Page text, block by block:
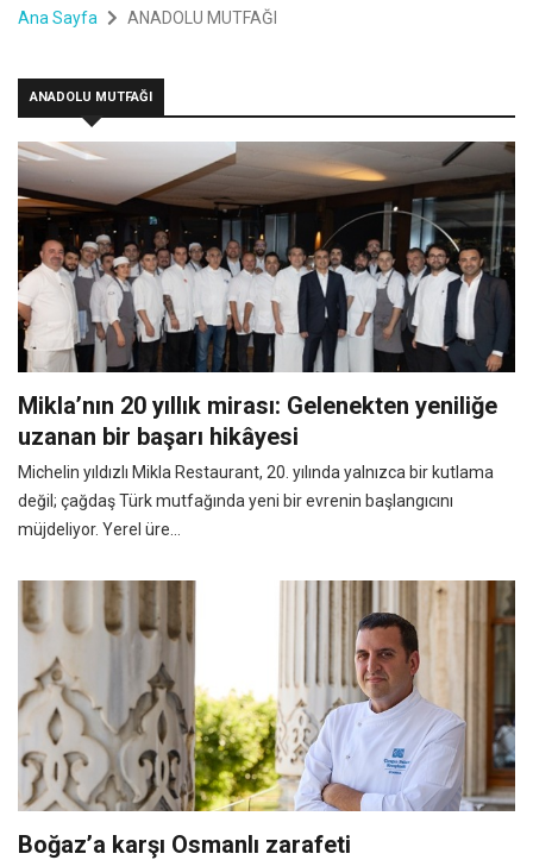
Ana Sayfa ANADOLU MUTFAĞI
ANADOLU MUTFAĞI
Mikla’nın 20 yıllık mirası: Gelenekten yeniliğe
uzanan bir başarı hikâyesi
Michelin yıldızlı Mikla Restaurant, 20. yılında yalnızca bir kutlama
değil; çağdaş Türk mutfağında yeni bir evrenin başlangıcını
müjdeliyor. Yerel üre...
Boğaz’a karşı Osmanlı zarafeti